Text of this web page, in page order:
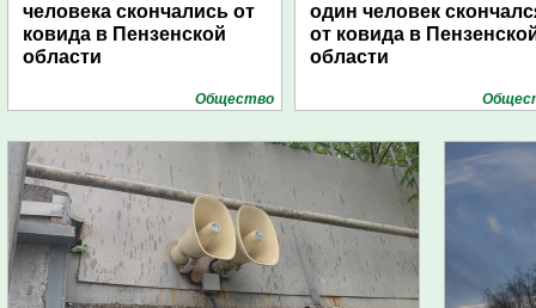
человека скончались от
ковида в Пензенской
области
Общество
один человек
от ковида в
области